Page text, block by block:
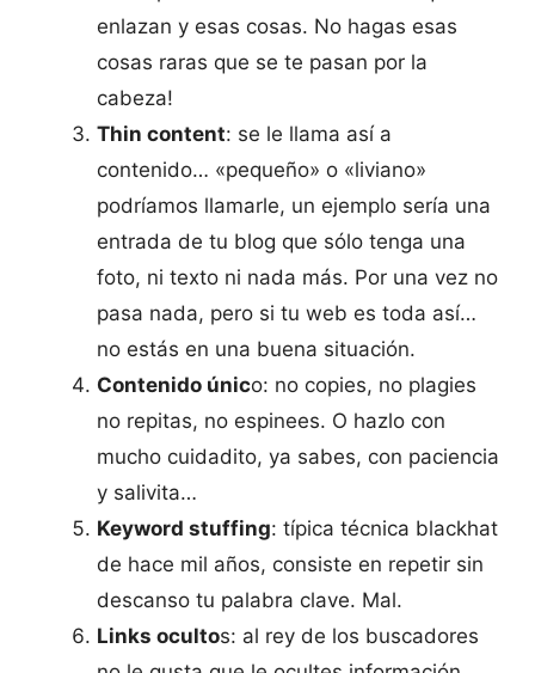
enlazan y esas cosas. No hagas esas
cosas raras que se te pasan por la
cabeza!
Thin content: se le llama así a
contenido… «pequeño» o «liviano»
podríamos llamarle, un ejemplo sería una
entrada de tu blog que sólo tenga una
foto, ni texto ni nada más. Por una vez no
pasa nada, pero si tu web es toda así…
no estás en una buena situación.
Contenido único: no copies, no plagies
no repitas, no espinees. O hazlo con
mucho cuidadito, ya sabes, con paciencia
y salivita…
Keyword stuffing: típica técnica blackhat
de hace mil años, consiste en repetir sin
descanso tu palabra clave. Mal.
Links ocultos: al rey de los buscadores